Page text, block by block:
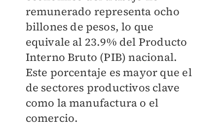
remunerado representa ocho
billones de pesos, lo que
equivale al 23.9% del Producto
Interno Bruto (PIB) nacional.
Este porcentaje es mayor que el
de sectores productivos clave
como la manufactura o el
comercio.